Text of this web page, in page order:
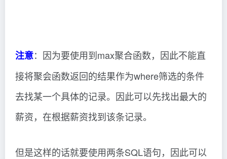
注意：因为要使用到max聚合函数，因此不能直
接将聚会函数返回的结果作为where筛选的条件
去找某一个具体的记录。因此可以先找出最大的
薪资，在根据薪资找到该条记录。
但是这样的话就要使用两条SQL语句，因此可以